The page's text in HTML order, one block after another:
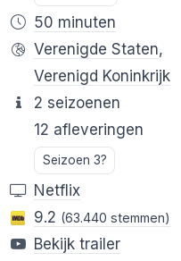
50 minuten
Verenigde Staten,
Verenigd Koninkrijk
2 seizoenen
12 afleveringen
Seizoen 3?
Netflix
9.2 (63.440 stemmen)
Bekijk trailer